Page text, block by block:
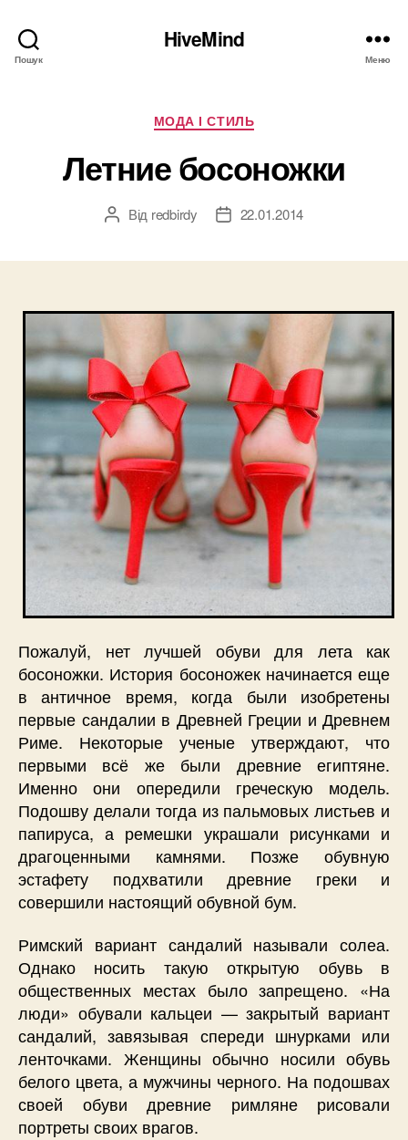
Пошук
HiveMind
Меню
Категорії
МОДА І СТИЛЬ
Летние босоножки
Автор
Від redbirdy
Дата22.01.2014
Пожалуй, нет лучшей обуви для лета как
босоножки. История босоножек начинается еще
в античное время, когда были изобретены
первые сандалии в Древней Греции и Древнем
Риме. Некоторые ученые утверждают, что
первыми всё же были древние египтяне.
Именно они опередили греческую модель.
Подошву делали тогда из пальмовых листьев и
папируса, а ремешки украшали рисунками и
драгоценными камнями. Позже обувную
эстафету подхватили древние греки и
совершили настоящий обувной бум.
Римский вариант сандалий называли солеа.
Однако носить такую открытую обувь в
общественных местах было запрещено. «На
люди» обували кальцеи — закрытый вариант
сандалий, завязывая спереди шнурками или
ленточками. Женщины обычно носили обувь
белого цвета, а мужчины черного. На подошвах
своей обуви древние римляне рисовали
портреты своих врагов.